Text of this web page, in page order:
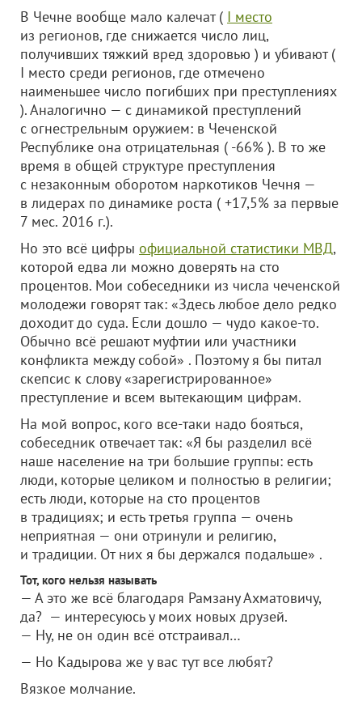
В Чечне вообще мало калечат ( I место
из регионов, где снижается число лиц,
получивших тяжкий вред здоровью ) и убивают (
I место среди регионов, где отмечено
наименьшее число погибших при преступлениях
). Аналогично — с динамикой преступлений
с огнестрельным оружием: в Чеченской
Республике она отрицательная ( -66% ). В то же
время в общей структуре преступления
с незаконным оборотом наркотиков Чечня —
в лидерах по динамике роста ( +17,5% за первые
7 мес. 2016 г.).
Но это всё цифры официальной статистики МВД,
которой едва ли можно доверять на сто
процентов. Мои собеседники из числа чеченской
молодежи говорят так: «Здесь любое дело редко
доходит до суда. Если дошло — чудо какое-то.
Обычно всё решают муфтии или участники
конфликта между собой» . Поэтому я бы питал
скепсис к слову «зарегистрированное»
преступление и всем вытекающим цифрам.
На мой вопрос, кого все-таки надо бояться,
собеседник отвечает так: «Я бы разделил всё
наше население на три большие группы: есть
люди, которые целиком и полностью в религии;
есть люди, которые на сто процентов
в традициях; и есть третья группа — очень
неприятная — они отринули и религию,
и традиции. От них я бы держался подальше» .
Тот, кого нельзя называть
— А это же всё благодаря Рамзану Ахматовичу,
да? — интересуюсь у моих новых друзей.
— Ну, не он один всё отстраивал…
— Но Кадырова же у вас тут все любят?
Вязкое молчание.